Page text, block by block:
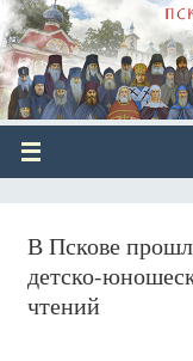
В Пскове
детско-
чтений